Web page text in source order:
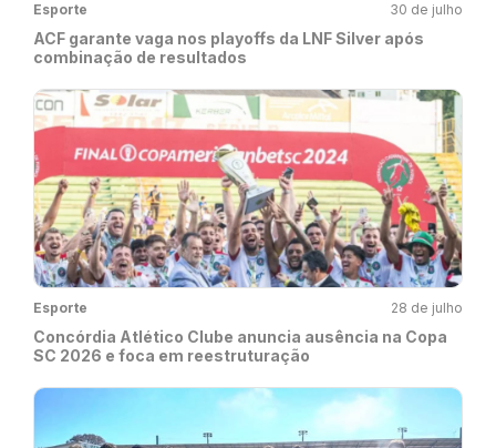
Esporte 30 de julho
ACF garante vaga nos playoffs da LNF Silver após
combinação de resultados
Esporte 28 de julho
Concórdia Atlético Clube anuncia ausência na Copa
SC 2026 e foca em reestruturação